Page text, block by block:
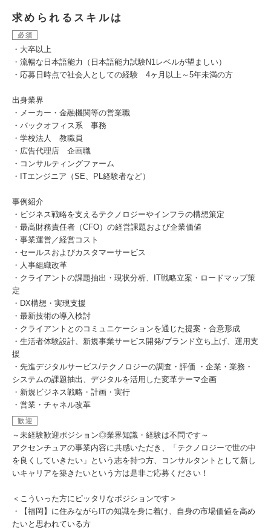
求められるスキルは
必須
・大卒以上
・流暢な日本語能力（日本語能力試験N1レベルが望ましい）
・応募日時点で社会人としての経験 4ヶ月以上～5年未満の方
出身業界
・メーカー・金融機関等の営業職
・バックオフィス系 事務
・学校法人 教職員
・広告代理店 企画職
・コンサルティングファーム
・ITエンジニア（SE、PL経験者など）
事例紹介
・ビジネス戦略を支えるテクノロジーやインフラの構想策定
・最高財務責任者（CFO）の経営課題および企業価値
・事業運営／経営コスト
・セールスおよびカスタマーサービス
・人事組織改革
・クライアントの課題抽出・現状分析、IT戦略立案・ロードマップ策
定
・DX構想・実現支援
・最新技術の導入検討
・クライアントとのコミュニケーションを通じた提案・合意形成
・生活者体験設計、新規事業サービス開発/ブランド立ち上げ、運用支
援
・先進デジタルサービス/テクノロジーの調査・評価 ・企業・業務・
システムの課題抽出、デジタルを活用した変革テーマ企画
・新規ビジネス戦略・計画・実行
・営業・チャネル改革
歓迎
～未経験歓迎ポジション◎業界知識・経験は不問です～
アクセンチュアの事業内容に共感いただき、「テクノロジーで世の中
を良くしていきたい」という志を持つ方、コンサルタントとして新し
いキャリアを築きたいという方は是非ご応募ください！
＜こういった方にピッタリなポジションです＞
・【福岡】に住みながらITの知識を身に着け、自身の市場価値を高め
たいと思われている方